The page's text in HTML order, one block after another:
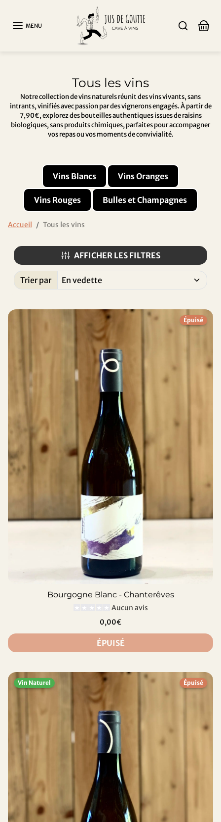
MENU
Tous les vins
Notre collection de vins naturels réunit des vins vivants, sans
intrants, vinifiés avec passion par des vignerons engagés. À partir de
7,90€, explorez des bouteilles authentiques issues de raisins
biologiques, sans produits chimiques, parfaites pour accompagner
vos repas ou vos moments de convivialité.
Vins Blancs Vins Oranges
Vins Rouges Bulles et Champagnes
Accueil Tous les vins
AFFICHER LES FILTRES
Trier par
Épuisé
Bourgogne Blanc - Chanterêves
Aucun avis
0,00€
ÉPUISÉ
Vin Naturel Épuisé